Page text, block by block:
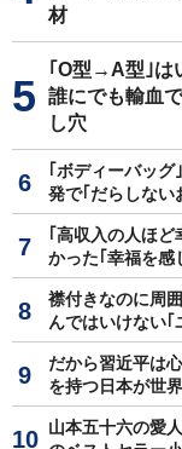
材
｢O型→A型｣は
誰にでも輸血
し穴
｢ボディーバッ
発で｢だらしない
｢高収入の人ほ
かった｢幸福を感
襟付きなのに周
んではいけない
だから習近平は
を持つ日本が世
山本五十六の愛